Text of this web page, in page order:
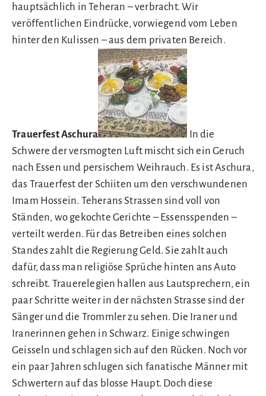
hauptsächlich in Teheran – verbracht. Wir
veröffentlichen Eindrücke, vorwiegend vom Leben
hinter den Kulissen – aus dem privaten Bereich.
Trauerfest Aschura
In die
Schwere der versmogten Luft mischt sich ein Geruch
nach Essen und persischem Weihrauch. Es ist Aschura,
das Trauerfest der Schiiten um den verschwundenen
Imam Hossein. Teherans Strassen sind voll von
Ständen, wo gekochte Gerichte – Essensspenden –
verteilt werden. Für das Betreiben eines solchen
Standes zahlt die Regierung Geld. Sie zahlt auch
dafür, dass man religiöse Sprüche hinten ans Auto
schreibt. Trauerelegien hallen aus Lautsprechern, ein
paar Schritte weiter in der nächsten Strasse sind der
Sänger und die Trommler zu sehen. Die Iraner und
Iranerinnen gehen in Schwarz. Einige schwingen
Geisseln und schlagen sich auf den Rücken. Noch vor
ein paar Jahren schlugen sich fanatische Männer mit
Schwertern auf das blosse Haupt. Doch diese